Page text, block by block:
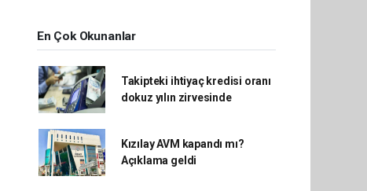
En Çok Okunanlar
Takipteki ihtiyaç kredisi oranı
dokuz yılın zirvesinde
Kızılay AVM kapandı mı?
Açıklama geldi